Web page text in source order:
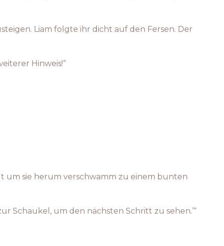
Liam folgte ihr dicht auf den Fersen. Der
Hinweis!“
um sie herum verschwamm zu einem bunten
Schaukel, um den nächsten Schritt zu sehen.’“